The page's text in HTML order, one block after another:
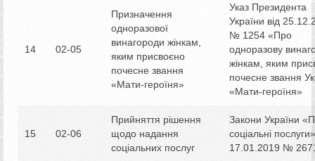
14 02-05
Призначення
одноразової
винагороди жінкам,
яким присвоєно
почесне звання
«Мати-героїня»
Указ Президента
України від
№ 1254 «Про
одноразову
жінкам, яким
почесне звання
«Мати-героїня»
15 02-06
Прийняття рішення
щодо надання
соціальних послуг
Закони України
соціальні
17.01.2019 №